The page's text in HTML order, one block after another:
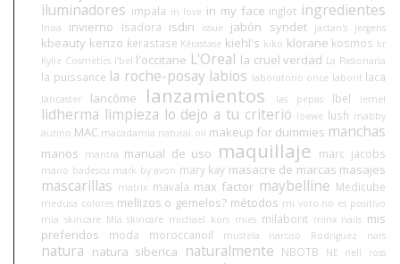
iluminadores impala in love in my face inglot ingredientes
Inoa invierno Isadora isdin issue jabón syndet jactan's jergens
kbeauty kenzo kerastase Kérastase kiehl's kiko klorane kosmos kr
Kylie Cosmetics l'bel l'occitane L'Oreal la cruel verdad La Pasionaria
la puissance la roche-posay labios laboratorio once laborit laca
lancaster lancôme lanzamientos las pepas lbel lemel
lidherma limpieza lo dejo a tu criterio loewe lush mabby
autino MAC macadamia natural oil makeup for dummies manchas
manos mantra manual de uso maquillaje marc jacobs
mario badescu mark by avon mary kay masacre de marcas masajes
mascarillas matrix mavala max factor maybelline Medicube
medusa colores mellizos o gemelos? métodos mi voto no es positivo
mia skincare Mía skincare michael kors mies milaborit minx nails mis
preferidos
moda moroccanoil mustela narciso Rodriguez nars
natura natura siberica naturalmente NBOTB NE nell ross